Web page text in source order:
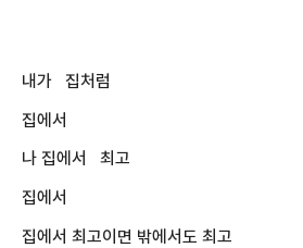
내가 집처럼
집에서
나 집에서 최고
집에서
집에서 최고이면 밖에서도 최고